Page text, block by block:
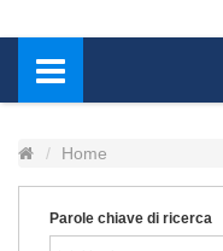
Home
Parole chiave di ricerca